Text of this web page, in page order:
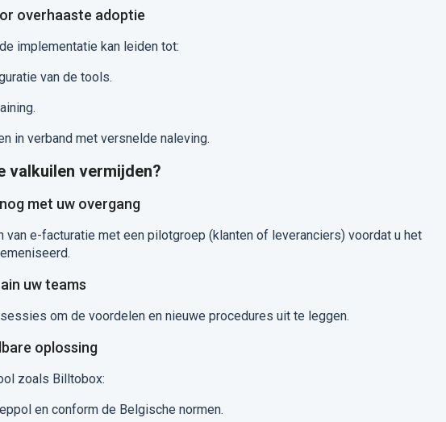
overhaaste adoptie
implementatie kan leiden tot:
van de tools.
in verband met versnelde naleving.
valkuilen vermijden?
met uw overgang
van e-facturatie met een pilotgroep (klanten of leveranciers) voordat u het
uw teams
om de voordelen en nieuwe procedures uit te leggen.
oplossing
zoals Billtobox:
en conform de Belgische normen.